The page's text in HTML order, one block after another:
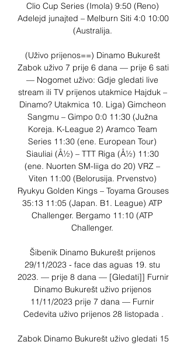
Clio Cup Series (Imola) 9:50 (Reno)
Adelejd junajted – Melburn Siti 4:0 10:00
(Australija.
(Uživo prijenos==) Dinamo Bukurešt
Zabok uživo 7 prije 6 dana — prije 6 sati
— Nogomet uživo: Gdje gledati live
stream ili TV prijenos utakmice Hajduk –
Dinamo? Utakmica 10. Liga) Gimcheon
Sangmu – Gimpo 0:0 11:30 (Južna
Koreja. K-League 2) Aramco Team
Series 11:30 (ene. European Tour)
Siauliai (Å½) – TTT Riga (Å½) 11:30
(ene. Nuorten SM-liiga do 20) VRZ –
Viten 11:00 (Belorusija. Prvenstvo)
Ryukyu Golden Kings – Toyama Grouses
35:13 11:05 (Japan. B1. League) ATP
Challenger. Bergamo 11:10 (ATP
Challenger.
Šibenik Dinamo Bukurešt prijenos
29/11/2023 - face das aguas 19. stu
2023. — prije 8 dana — [Gledati]] Furnir
Dinamo Bukurešt uživo prijenos
11/11/2023 prije 7 dana — Furnir
Cedevita uživo prijenos 28 listopada .
Zabok Dinamo Bukurešt uživo gledati 15